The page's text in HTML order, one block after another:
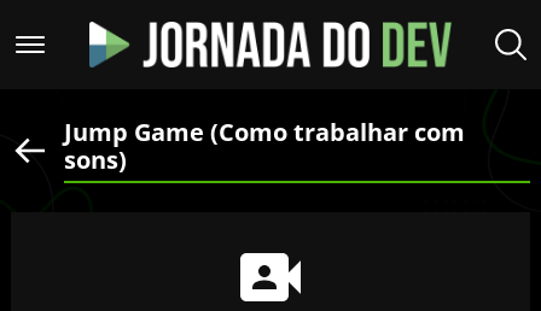
Jump Game (Como trabalhar com
sons)